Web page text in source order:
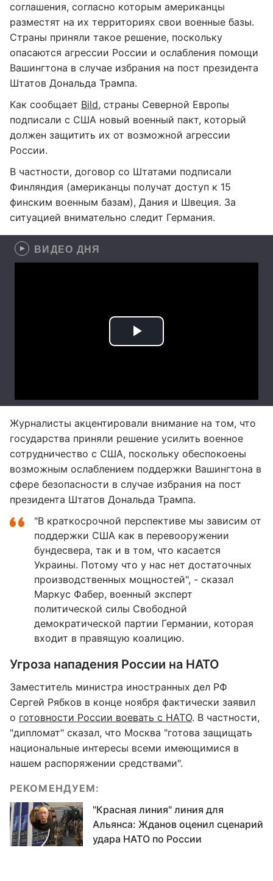
соглашения, согласно которым американцы
разместят на их территориях свои военные базы.
Страны приняли такое решение, поскольку
опасаются агрессии России и ослабления помощи
Вашингтона в случае избрания на пост президента
Штатов Дональда Трампа.
Как сообщает Bild, страны Северной Европы
подписали с США новый военный пакт, который
должен защитить их от возможной агрессии
России.
В частности, договор со Штатами подписали
Финляндия (американцы получат доступ к 15
финским военным базам), Дания и Швеция. За
ситуацией внимательно следит Германия.
ВИДЕО ДНЯ
Журналисты акцентировали внимание на том, что
государства приняли решение усилить военное
сотрудничество с США, поскольку обеспокоены
возможным ослаблением поддержки Вашингтона в
сфере безопасности в случае избрания на пост
президента Штатов Дональда Трампа.
"В краткосрочной перспективе мы зависим от
поддержки США как в перевооружении
бундесвера, так и в том, что касается
Украины. Потому что у нас нет достаточных
производственных мощностей", - сказал
Маркус Фабер, военный эксперт
политической силы Свободной
демократической партии Германии, которая
входит в правящую коалицию.
Угроза нападения России на НАТО
Заместитель министра иностранных дел РФ
Сергей Рябков в конце ноября фактически заявил
о готовности России воевать с НАТО. В частности,
"дипломат" сказал, что Москва "готова защищать
национальные интересы всеми имеющимися в
нашем распоряжении средствами".
РЕКОМЕНДУЕМ:
"Красная линия" линия для
Альянса: Жданов оценил сценарий
удара НАТО по России